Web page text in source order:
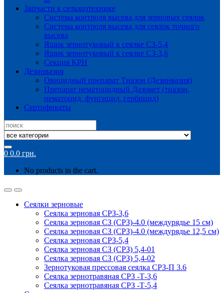
Запчасти к сельхозтехнике
Система контроля высева для зерновых сеялок
Система контроля высева для сеялок точного
высева
Ящик зернотуковый к сеялке СЗ-5,4
Ящик зернотуковый к сеялке СЗ-3,6
Секция КРН
Дезинвазия
Овицидный препарат Тиазон (Дезинвазия)
Препарат нематоцидный Дазомет (тиазон,
нематоцид, фунгицид, гербицид)
Сертификаты
Search
for:
0 0.0 грн.
No products in the cart.
Сеялки зерновые
Сеялка зерновая СРЗ-3,6
Сеялка зерновая СЗ (СРЗ)-4.0 (междурядье 15 см)
Сеялка зерновая СЗ (СРЗ)-4.0 (междурядье 12,5 см)
Сеялка зерновая СРЗ-5,4
Сеялка зерновая СЗ (СРЗ) 5,4-01
Сеялка зерновая СЗ (СРЗ) 5,4-02
Зернотуковая прессовая сеялка СРЗ-П 3.6
Сеялка зернотравяная СРЗ -Т-3,6
Сеялка зернотравяная СРЗ -Т-5,4